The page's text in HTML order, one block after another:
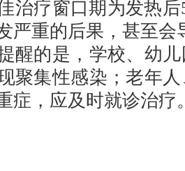
治疗窗口期为发热
严重的后果，甚至会
的是，学校、幼儿
聚集性感染；老年
症，应及时就诊治疗